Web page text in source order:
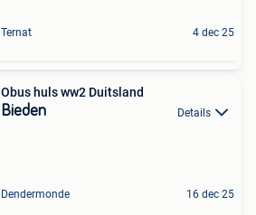
Ternat 4 dec 25
Obus huls ww2 Duitsland
Bieden Details
Dendermonde 16 dec 25